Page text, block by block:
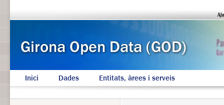
Inici Dades Entitats, àrees i serveis